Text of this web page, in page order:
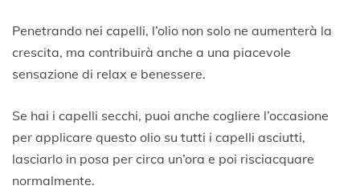
Penetrando nei capelli, l’olio non solo ne aumenterà la
crescita, ma contribuirà anche a una piacevole
sensazione di relax e benessere.
Se hai i capelli secchi, puoi anche cogliere l’occasione
per applicare questo olio su tutti i capelli asciutti,
lasciarlo in posa per circa un’ora e poi risciacquare
normalmente.